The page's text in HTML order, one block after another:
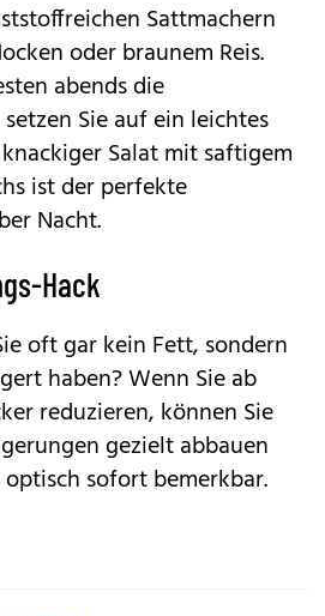
Sattmachern
oder braunem Reis.
abends die
Sie auf ein leichtes
Salat mit saftigem
ist der perfekte
Nacht.
Hack
oft gar kein Fett, sondern
haben? Wenn Sie ab
reduzieren, können Sie
gezielt abbauen
sofort bemerkbar.